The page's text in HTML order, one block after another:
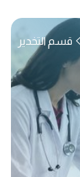
قسم التخدير